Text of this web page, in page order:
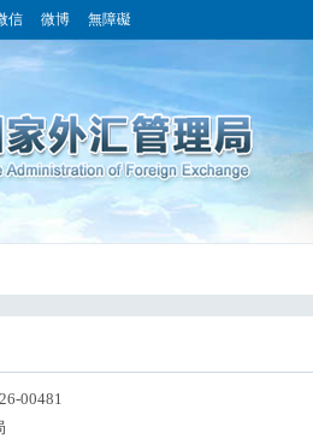
信 微博 無障礙
00481